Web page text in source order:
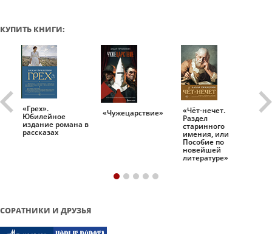
КУПИТЬ КНИГИ:
«Грех».
Юбилейное
издание романа в
рассказах
«Чужецарствие» «Чёт-нечет.
Раздел
старинного
имения, или
Пособие по
новейшей
литературе»
СОРАТНИКИ И ДРУЗЬЯ